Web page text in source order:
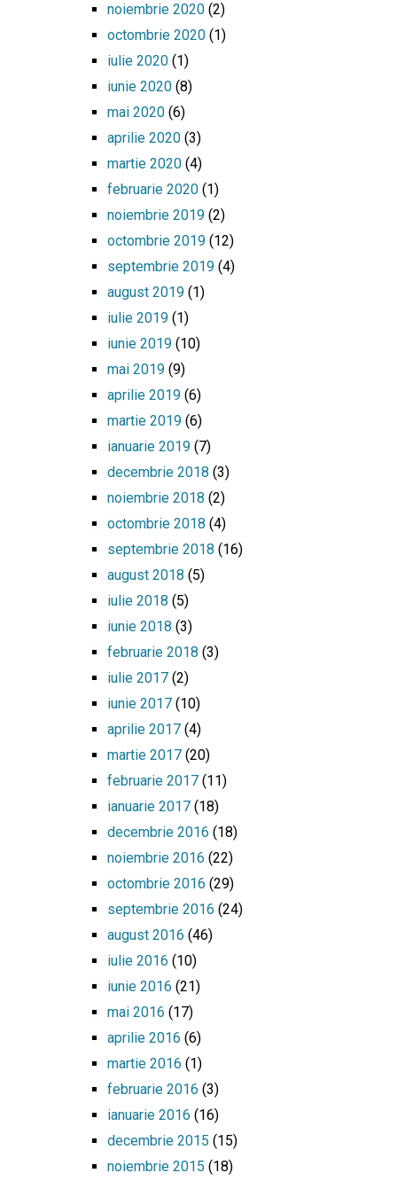
noiembrie 2020(2)
octombrie 2020(1)
iulie 2020(1)
iunie 2020(8)
mai 2020(6)
aprilie 2020(3)
martie 2020(4)
februarie 2020(1)
noiembrie 2019(2)
octombrie 2019(12)
septembrie 2019(4)
august 2019(1)
iulie 2019(1)
iunie 2019(10)
mai 2019(9)
aprilie 2019(6)
martie 2019(6)
ianuarie 2019(7)
decembrie 2018 (3)
noiembrie 2018 (2)
octombrie 2018 (4)
septembrie 2018 (16)
august 2018 (5)
iulie 2018 (5)
iunie 2018 (3)
februarie 2018 (3)
iulie 2017(2)
iunie 2017(10)
aprilie 2017(4)
martie 2017(20)
februarie 2017(11)
ianuarie 2017(18)
decembrie 2016 (18)
noiembrie 2016 (22)
octombrie 2016 (29)
septembrie 2016 (24)
august 2016 (46)
iulie 2016 (10)
iunie 2016 (21)
mai 2016 (17)
aprilie 2016 (6)
martie 2016 (1)
februarie 2016 (3)
ianuarie 2016 (16)
decembrie 2015 (15)
noiembrie 2015 (18)